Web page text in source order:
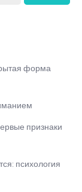
форма
признаки
психология